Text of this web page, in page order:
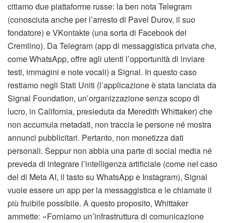
citiamo due piattaforme russe: la ben nota Telegram
(conosciuta anche per l’arresto di Pavel Durov, il suo
fondatore) e VKontakte (una sorta di Facebook del
Cremlino). Da Telegram (app di messaggistica privata che,
come WhatsApp, offre agli utenti l’opportunità di inviare
testi, immagini e note vocali) a Signal. In questo caso
restiamo negli Stati Uniti (l’applicazione è stata lanciata da
Signal Foundation, un’organizzazione senza scopo di
lucro, in California, presieduta da Meredith Whittaker) che
non accumula metadati, non traccia le persone né mostra
annunci pubblicitari. Pertanto, non monetizza dati
personali. Seppur non abbia una parte di social media né
preveda di integrare l’intelligenza artificiale (come nel caso
del di Meta AI, il tasto su WhatsApp e Instagram), Signal
vuole essere un app per la messaggistica e le chiamate il
più fruibile possibile. A questo proposito, Whittaker
ammette: «Forniamo un’infrastruttura di comunicazione